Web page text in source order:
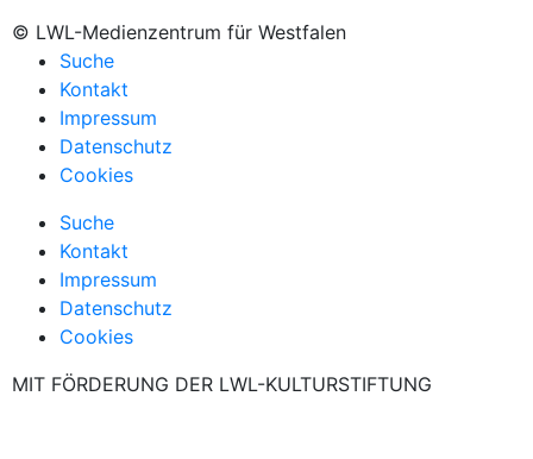
© LWL-Medienzentrum für Westfalen
Suche
Kontakt
Impressum
Datenschutz
Cookies
Suche
Kontakt
Impressum
Datenschutz
Cookies
MIT FÖRDERUNG DER LWL-KULTURSTIFTUNG